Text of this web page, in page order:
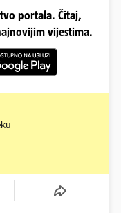
portala. Čitaj,
vijestima.